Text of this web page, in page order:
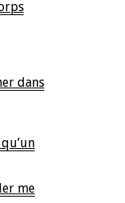
dans
me